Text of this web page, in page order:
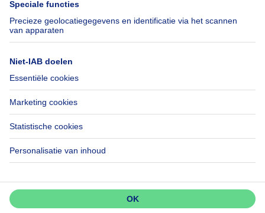
Hulp
Veelgestelde vragen
Toegankelijkheid
Contacteer ons
Volg ons
LinkedIn
Immoweb SA © 2026 - Alle rechten voorbehouden
Gebruiksvoorwaarden Cookie instellingen
Privacybeleid
Rangschikking regels
3044 -